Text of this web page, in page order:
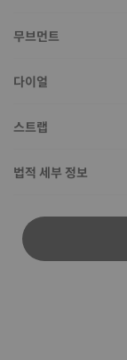
무브먼트
다이얼
스트랩
법적 세부 정보